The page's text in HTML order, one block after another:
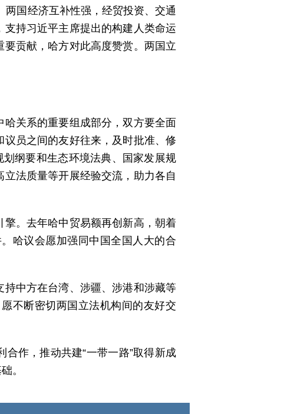
两国经济互补性强，经贸投资、交通
持习近平主席提出的构建人类命运
贡献，哈方对此高度赞赏。两国立
关系的重要组成部分，双方要全面
员之间的友好往来，及时批准、修
纲要和生态环境法典、国家发展规
法质量等开展经验交流，助力各自
。去年哈中贸易额再创新高，朝着
哈议会愿加强同中国全国人大的合
中方在台湾、涉疆、涉港和涉藏等
不断密切两国立法机构间的友好交
作，推动共建“一带一路”取得新成
。